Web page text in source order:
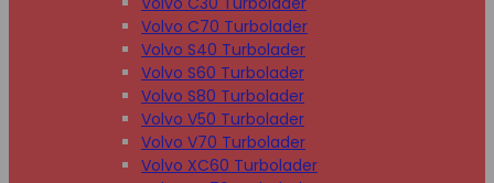
Volvo C70 Turbolader
Volvo S40 Turbolader
Volvo S60 Turbolader
Volvo S80 Turbolader
Volvo V50 Turbolader
Volvo V70 Turbolader
Volvo XC60 Turbolader